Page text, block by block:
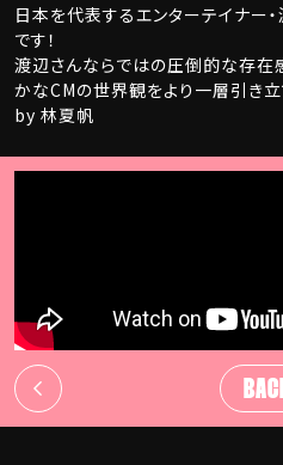
日本を代表するエンターテイナー
です！
渡辺さんならではの圧倒的な存在
かなCMの世界観をより一層引き立
by 林夏帆